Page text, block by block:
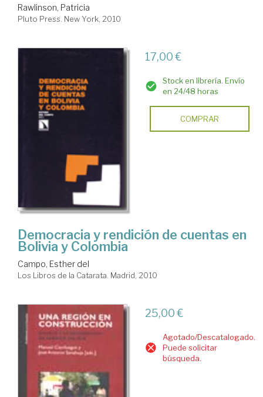
Rawlinson, Patricia
Pluto Press. New York, 2010
17,00 €
Stock en librería. Envío
en 24/48 horas
COMPRAR
Democracia y rendición de cuentas en
Bolivia y Colombia
Campo, Esther del
Los Libros de la Catarata. Madrid, 2010
25,00 €
Agotado/Descatalogado.
Puede solicitar
búsqueda.